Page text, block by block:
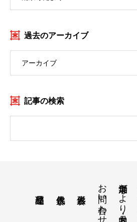
過去のアーカイブ
アーカイブ
記事の検索
涌泉寺だより・月案内
お問い合わせ